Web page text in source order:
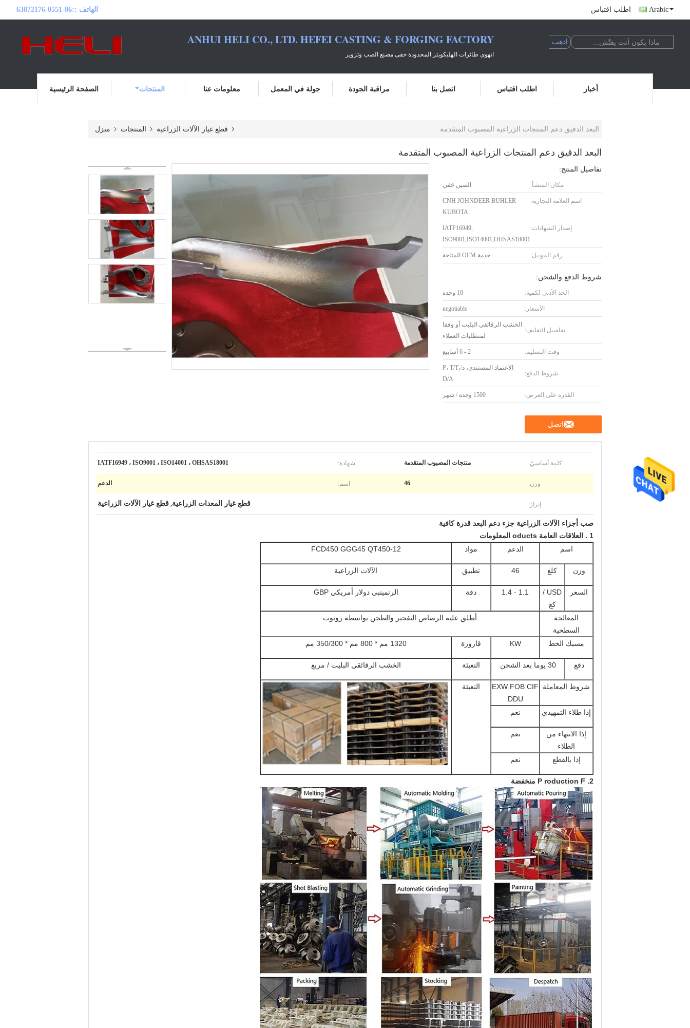
الهاتف ::86-0551-63872176 اطلب اقتباس Arabic
ANHUI HELI CO., LTD. HEFEI CASTING & FORGING FACTORY
انهوى طائرات الهليكوبتر المحدودة خفى مصنع الصب وتزوير
الصفحة الرئيسية المنتجات معلومات عنا جولة في المعمل مراقبة الجودة اتصل بنا اطلب اقتباس أخبار
منزل المنتجات قطع غيار الآلات الزراعية البعد الدقيق دعم المنتجات الزراعية المصبوب المتقدمة
البعد الدقيق دعم المنتجات الزراعية المصبوب المتقدمة
تفاصيل المنتج:
مكان المنشأ: الصين خفي
اسم العلامة التجارية:
CNH JOHNDEER BUHLER
KUBOTA
إصدار الشهادات:
IATF16949,
ISO9001,ISO14001,OHSAS18001
رقم الموديل: خدمة OEM المتاحة
شروط الدفع والشحن:
الحد الأدنى لكمية: 10 وحدة
الأسعار: negotiable
تفاصيل التغليف:
الخشب الرقائقي البليت أو وفقا
لمتطلبات العملاء
وقت التسليم: 2 - 6 أسابيع
شروط الدفع:
الاعتماد المستندي، د/P، T/T،
D/A
القدرة على العرض: 1500 وحدة / شهر
اتصل
كلمة أساسيّ: منتجات المصبوب المتقدمة شهادة: IATF16949 ، ISO9001 ، ISO14001 ، OHSAS18001
وزن: 46 اسم: الدعم
إبراز: قطع غيار المعدات الزراعية, قطع غيار الآلات الزراعية
صب أجزاء الآلات الزراعية جزء دعم البعد قدرة كافية
1
. العلاقات العامة oducts المعلومات
اسم
الدعم مواد FCD450 GGG45 QT450-12
وزن كلغ 46 تطبيق الآلات الزراعية
السعر
USD /
كغ
1.1 - 1.4 دقة الرنمينبى دولار أمريكي GBP
المعالجة
السطحية
أطلق عليه الرصاص التفجير والطحن بواسطة روبوت
مسبك الخط KW قارورة 1320 مم * 800 مم * 350/300 مم
دفع 30 يوما بعد الشحن التعبئة الخشب الرقائقي البليت / مربع
شروط المعاملة
EXW FOB CIF
DDU
التعبئة
إذا طلاء التمهيدي نعم
إذا الانتهاء من
الطلاء
نعم
إذا بالقطع نعم
2. P
roduction F منخفضة